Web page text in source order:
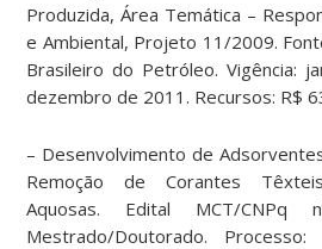
Produzida, Área Temática –
e Ambiental, Projeto 11/2009.
Brasileiro do Petróleo. Vigência:
dezembro de 2011. Recursos: R$
– Desenvolvimento de
Remoção de Corantes
Aquosas. Edital MCT/
Mestrado/Doutorado. Processo: